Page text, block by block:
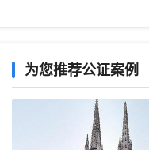
为您推荐公证案例